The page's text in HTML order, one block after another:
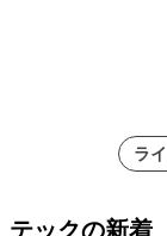
ラ
テックの新着